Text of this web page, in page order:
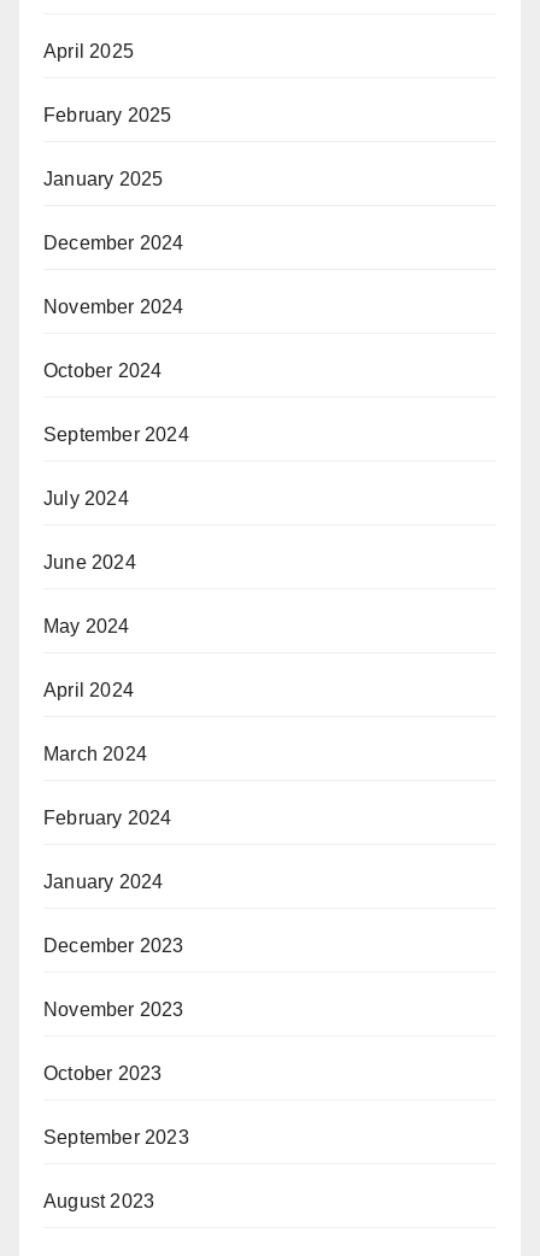
April 2025
February 2025
January 2025
December 2024
November 2024
October 2024
September 2024
July 2024
June 2024
May 2024
April 2024
March 2024
February 2024
January 2024
December 2023
November 2023
October 2023
September 2023
August 2023